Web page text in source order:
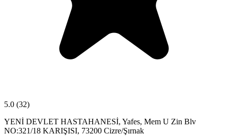
5.0 (32)
YENİ DEVLET HASTAHANESİ, Yafes, Mem U Zin Blv
NO:321/18 KARIŞISI, 73200 Cizre/Şırnak